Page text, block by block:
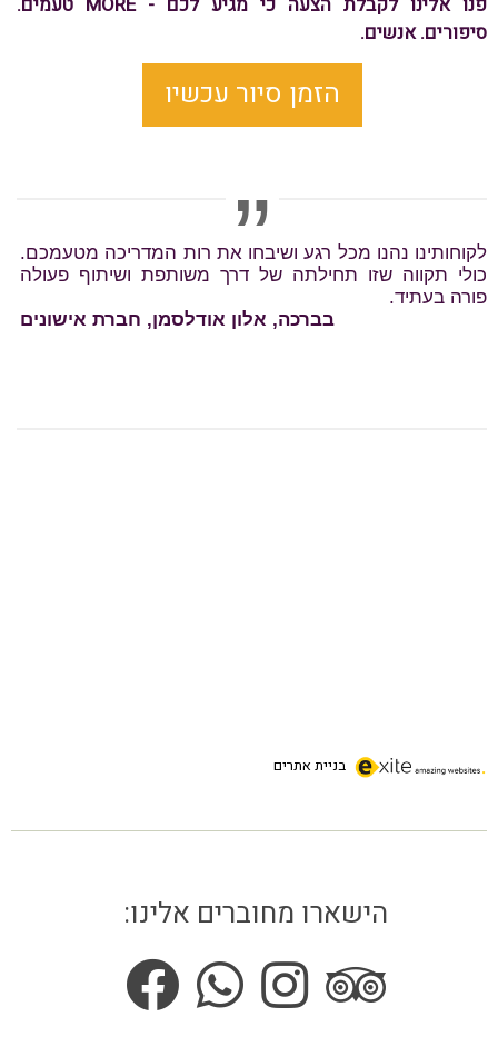
סיפורים. אנשים.
הזמן סיור עכשיו
בניית אתרים
הישארו מחוברים אלינו: